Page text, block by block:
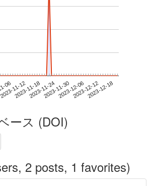
0611-12
2023-11-182023-11-242023-11-302023-12-062023-12-122023-12-18
ース (DOI)
2 posts, 1 favorites)